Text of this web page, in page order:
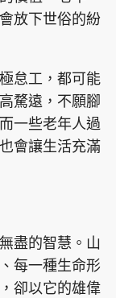
放下世俗的紛
怠工，都可能
騖遠，不願腳
一些老年人過
會讓生活充滿
盡的智慧。山
每一種生命形
卻以它的雄偉